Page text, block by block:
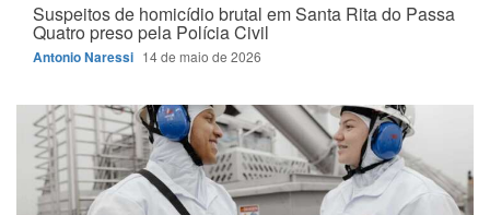
Suspeitos de homicídio brutal em Santa Rita do Passa
Quatro preso pela Polícia Civil
Antonio Naressi 14 de maio de 2026